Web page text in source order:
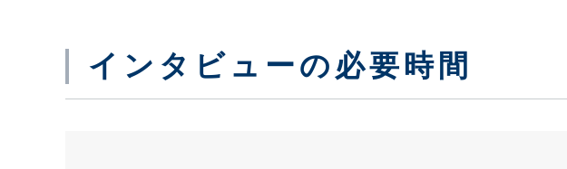
インタビューの必要時間